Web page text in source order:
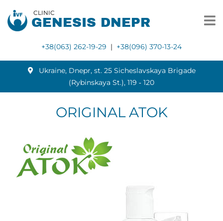
CLINIC
GENESIS DNEPR
+38(063) 262-19-29 | +38(096) 370-13-24
Ukraine, Dnepr, st. 25 Sicheslavskaya Brigade
(Rybinskaya St.), 119 ‑ 120
ORIGINAL ATOK